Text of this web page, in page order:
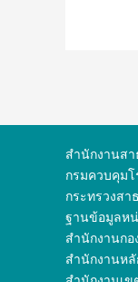
สำนักงานส
กรมควบคุมโ
กระทรวงส
ฐานข้อมูลหน่
สำนักงานก
สำนักงานห